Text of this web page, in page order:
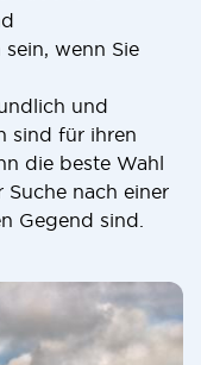
wenn Sie
und
sind für ihren
die beste Wahl
Suche nach einer
Gegend sind.